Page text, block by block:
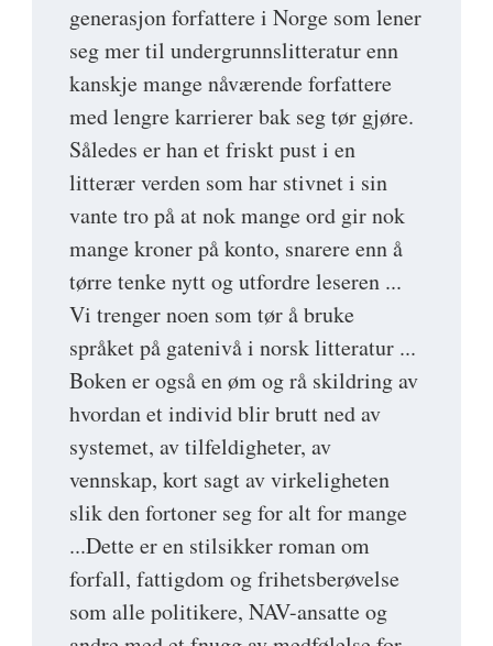
generasjon forfattere i Norge som lener
seg mer til undergrunnslitteratur enn
kanskje mange nåværende forfattere
med lengre karrierer bak seg tør gjøre.
Således er han et friskt pust i en
litterær verden som har stivnet i sin
vante tro på at nok mange ord gir nok
mange kroner på konto, snarere enn å
tørre tenke nytt og utfordre leseren ...
Vi trenger noen som tør å bruke
språket på gatenivå i norsk litteratur ...
Boken er også en øm og rå skildring av
hvordan et individ blir brutt ned av
systemet, av tilfeldigheter, av
vennskap, kort sagt av virkeligheten
slik den fortoner seg for alt for mange
...Dette er en stilsikker roman om
forfall, fattigdom og frihetsberøvelse
som alle politikere, NAV-ansatte og